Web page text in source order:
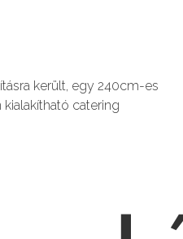
került, egy 240cm-es
catering